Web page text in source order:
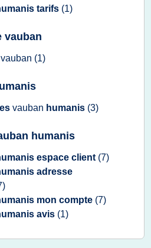
tarifs (1)
vauban
vauban (1)
vauban humanis (3)
humanis
espace client (7)
adresse
mon compte (7)
avis (1)